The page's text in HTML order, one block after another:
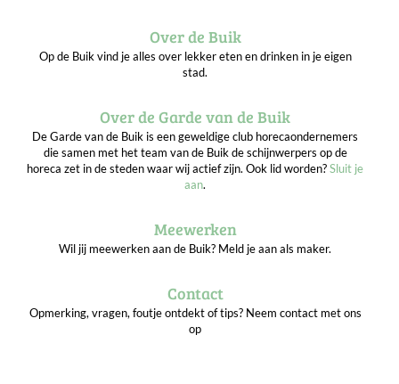
Over de Buik
Op de Buik vind je alles over lekker eten en drinken in je eigen
stad.
Over de Garde van de Buik
De Garde van de Buik is een geweldige club horecaondernemers
die samen met het team van de Buik de schijnwerpers op de
horeca zet in de steden waar wij actief zijn. Ook lid worden?Sluit je
aan.
Meewerken
Wil jij meewerken aan de Buik? Meld je aan als maker.
Contact
Opmerking, vragen, foutje ontdekt of tips? Neem contact met ons
op